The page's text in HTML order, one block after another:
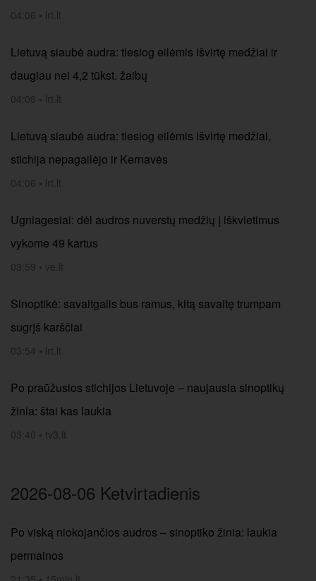
04:06 • lrt.lt
Lietuvą siaubė audra: tiesiog eilėmis išvirtę medžiai ir
daugiau nei 4,2 tūkst. žaibų
04:06 • lrt.lt
Lietuvą siaubė audra: tiesiog eilėmis išvirtę medžiai,
stichija nepagailėjo ir Kernavės
04:06 • lrt.lt
Ugniagesiai: dėl audros nuverstų medžių į iškvietimus
vykome 49 kartus
03:59 • ve.lt
Sinoptikė: savaitgalis bus ramus, kitą savaitę trumpam
sugrįš karščiai
03:54 • lrt.lt
Po praūžusios stichijos Lietuvoje – naujausia sinoptikų
žinia: štai kas laukia
03:40 • tv3.lt
2026-08-06 Ketvirtadienis
Po viską niokojančios audros – sinoptiko žinia: laukia
permainos